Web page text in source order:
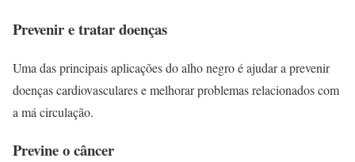
Prevenir e tratar doenças
Uma das principais aplicações do alho negro é ajudar a prevenir
doenças cardiovasculares e melhorar problemas relacionados com
a má circulação.
Previne o câncer